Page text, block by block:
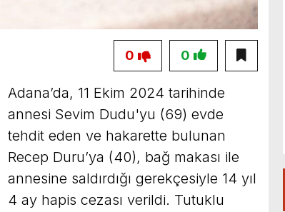
0
0
Adana’da, 11 Ekim 2024 tarihinde
annesi Sevim Dudu'yu (69) evde
tehdit eden ve hakarette bulunan
Recep Duru’ya (40), bağ makası ile
annesine saldırdığı gerekçesiyle 14 yıl
4 ay hapis cezası verildi. Tutuklu